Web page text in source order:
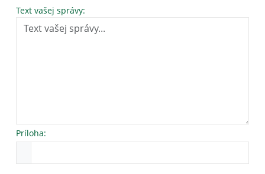
Text vašej správy:
Príloha: